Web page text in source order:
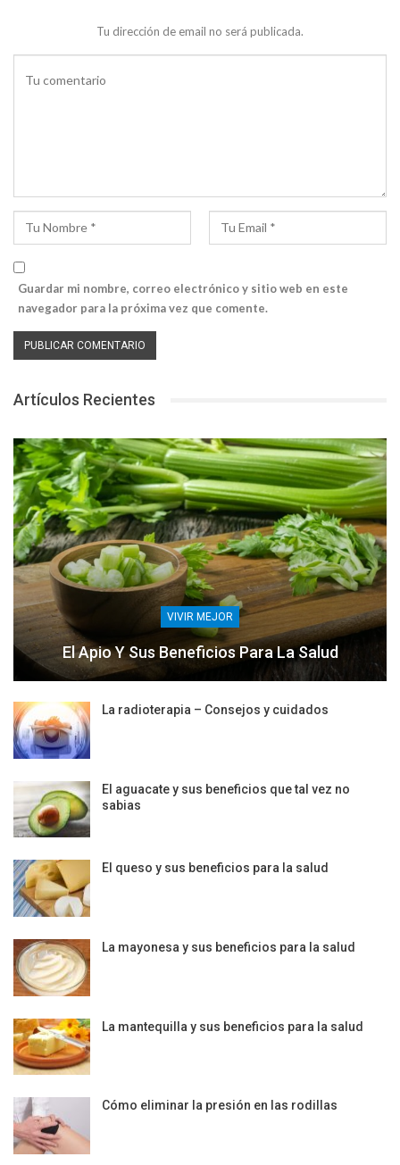
Tu dirección de email no será publicada.
Guardar mi nombre, correo electrónico y sitio web en este
navegador para la próxima vez que comente.
Artículos Recientes
VIVIR MEJOR
El Apio Y Sus Beneficios Para La Salud
La radioterapia – Consejos y cuidados
El aguacate y sus beneficios que tal vez no
sabias
El queso y sus beneficios para la salud
La mayonesa y sus beneficios para la salud
La mantequilla y sus beneficios para la salud
Cómo eliminar la presión en las rodillas